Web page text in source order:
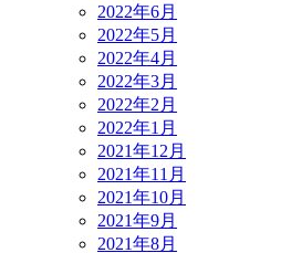
2022年6月
2022年5月
2022年4月
2022年3月
2022年2月
2022年1月
2021年12月
2021年11月
2021年10月
2021年9月
2021年8月